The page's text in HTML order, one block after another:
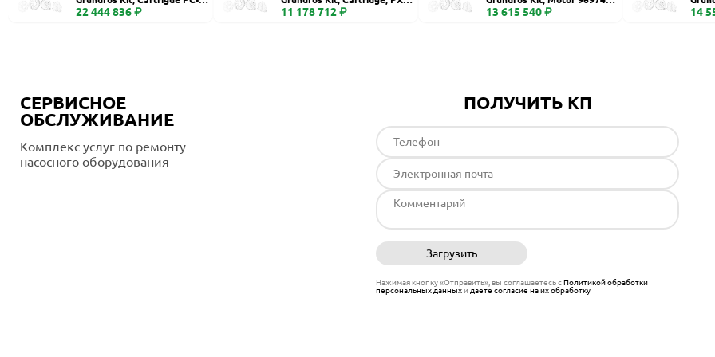
400
22 444 836 ₽
260, Ceramic
11 178 712 ₽
6 S fr74
13 615 540 ₽
00,
14
СЕРВИСНОЕ
ОБСЛУЖИВАНИЕ
Комплекс услуг по ремонту
насосного оборудования
ПОЛУЧИТЬ КП
Загрузить
Нажимая кнопку «Отправить», вы соглашаетесь сПолитикой обработки
персональных данныхи даёте согласие на их обработку